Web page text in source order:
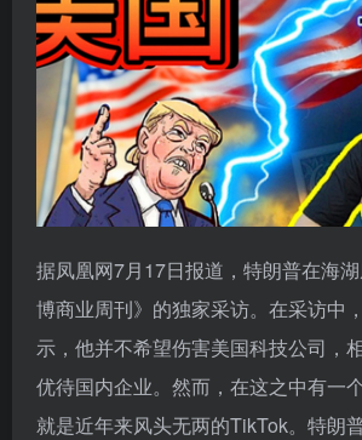
据凤凰网7月17日报道，特朗普在海
博商业周刊》的独家采访。在采访中
示，他并不希望伤害美国科技公司，
优待国内企业。然而，在这之中有一
就是近年来风头无两的TikTok。特朗